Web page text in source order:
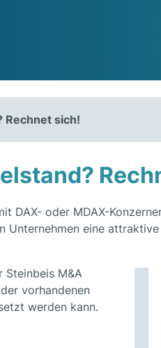
Rechnet sich!
DAX- oder MDAX-
eine
Steinbeis M&A
vorhandenen
werden kann.